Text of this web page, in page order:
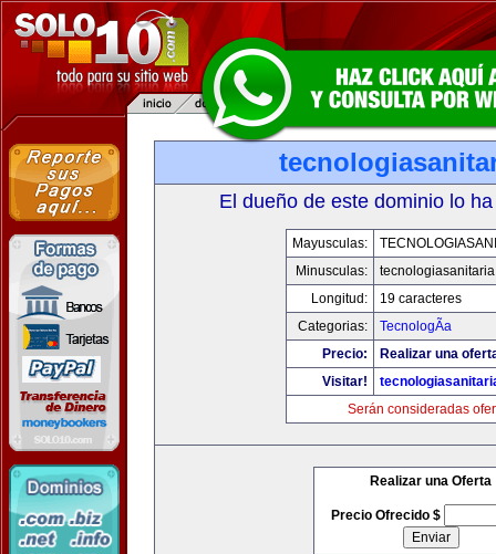
El dueño de este dominio lo
Mayusculas:
Minusculas:
Longitud:
19 caracteres
Categorias:
TecnologÃ­a
Precio:
Realizar una
Visitar!
Serán consideradas
Realizar una Oferta
Precio Ofrecido $